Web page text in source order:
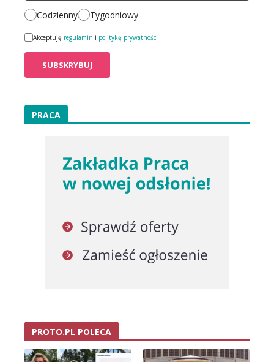
Codzienny Tygodniowy
Akceptuję regulamin i politykę prywatności
PRACA
PROTO.PL POLECA